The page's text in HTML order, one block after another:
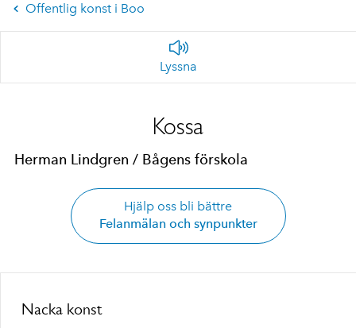
Offentlig konst i Boo
Lyssna
Kossa
Herman Lindgren / Bågens förskola
Hjälp oss bli bättre
Felanmälan och synpunkter
Nacka konst